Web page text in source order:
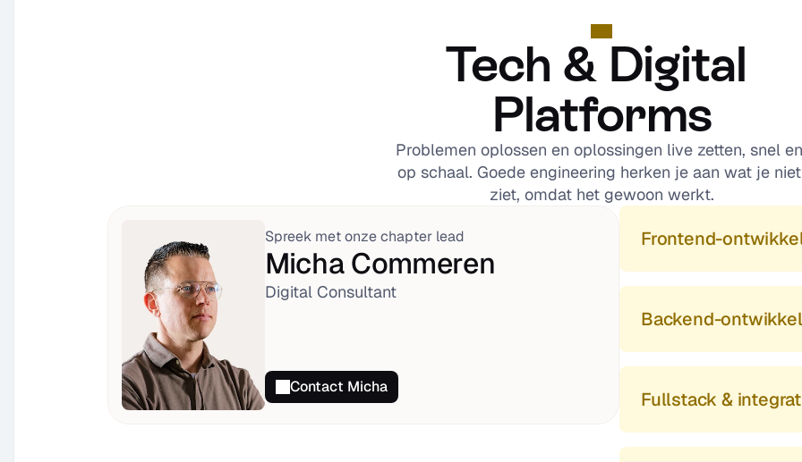
Tech & Digital
Platforms
Problemen oplossen en oplossingen live zetten, snel en
op schaal. Goede engineering herken je aan wat je niet
ziet, omdat het gewoon werkt.
Spreek met onze chapter lead
Micha Commeren
Digital Consultant
Contact Micha
Frontend-
Backend-
Fullstack &